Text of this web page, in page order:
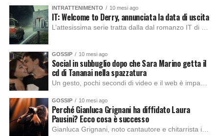
INTRATTENIMENTO 10 mesi ago
IT: Welcome to Derry, annunciata la data di uscita
L’attesissima serie tratta dalla dal romanzo IT di Stephen King, arriverà anche in Italia, molto prima del previsto, dato che nei giorni precedenti HBO Max ha rivelato la data di uscita negli Stati Uniti, è giunto il momento anche per l’Italia. La nuova serie drammatica creata dal regista Andy Muschietti, basata sul romanzo best seller […]
GOSSIP 10 mesi ago
Social in subbuglio dopo che Sara Marino getta il
cd di Tananai nella spazzatura
Un gesto, pochi secondi di video e il web è impazzito. Nella serata di domenica, Sara Marino, ex compagna di Tananai, ha pubblicato su Instagram una storia che non lasciava spazio a interpretazioni: il cd del cantante finiva dritto nella spazzatura. Un segnale forte e simbolico allo stesso tempo. Questa vicenda arriva dopo altre indicazioni […]
GOSSIP 10 mesi ago
Perché Gianluca Grignani ha diffidato Laura
Pausini? Ecco cosa è successo
Gianluca Grignani, noto cantautore e chitarrista italiano, ha recentemente inviato una diffida formale a Laura Pausini. Al centro dello scontro sembra esserci il brano più amato del cantautore italiano, nonché “la mia storia tra le dita”, che la Pausina ha reinterpretato per “Io canto 2” in varie lingue (Italiano, Spagnolo, Portoghese e Francese), dichiarando pubblicamente […]